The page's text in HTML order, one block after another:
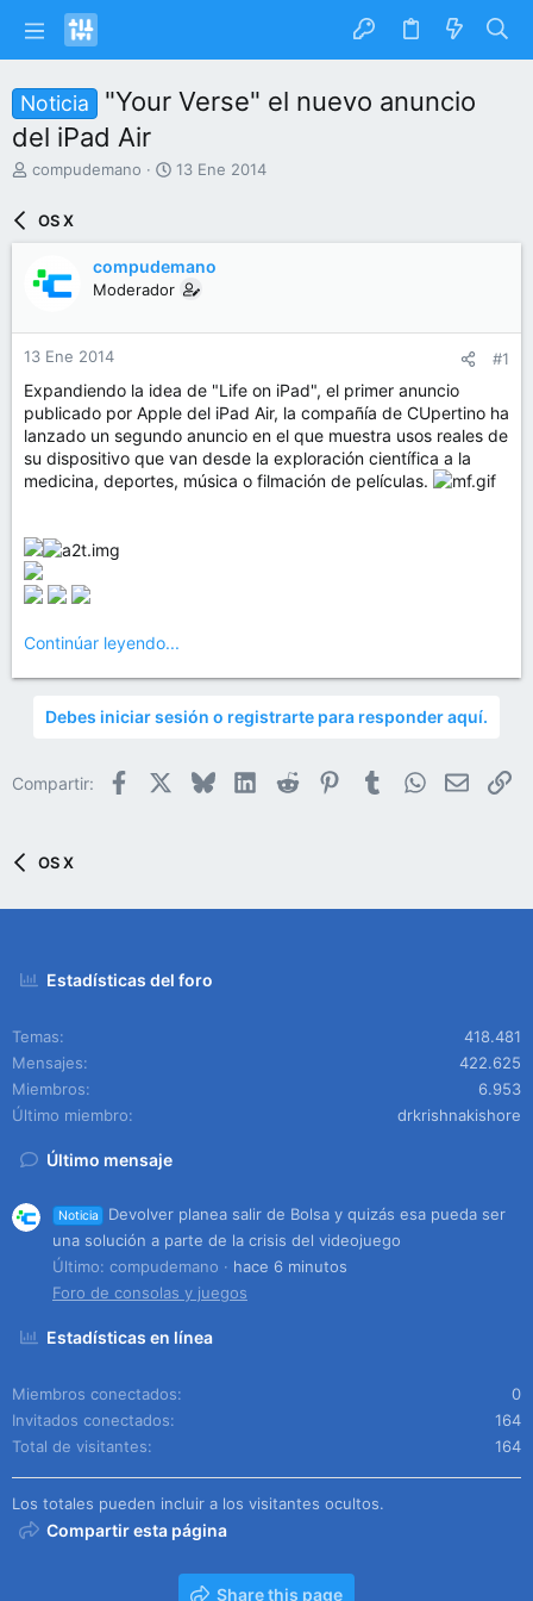
Noticia
"Your Verse" el nuevo anuncio
del iPad Air
I
a
r
d
e
t
e
m
a
compudemano
F
d
e
n
i
o
13 Ene 2014
OS X
compudemano
Moderador
13 Ene 2014 #1
Expandiendo la idea de "Life on iPad", el primer anuncio
publicado por Apple del iPad Air, la compañía de CUpertino ha
lanzado un segundo anuncio en el que muestra usos reales de
su dispositivo que van desde la exploración científica a la
medicina, deportes, música o filmación de películas.
Continúar leyendo...
Debes iniciar sesión o registrarte para responder aquí.
Compartir: Facebook BlueskyLinkedIn
Reddit PinterestTumblrWhatsApp
Email
OS X
Estadísticas del foro
Temas
418.481
Mensajes
422.625
Miembros
6.953
Último miembro
drkrishnakishore
Último mensaje
Noticia
Devolver planea salir de Bolsa y quizás esa pueda ser
una solución a parte de la crisis del videojuego
Último: compudemano
hace 6 minutos
Foro de consolas y juegos
Estadísticas en línea
Miembros conectados
0
Invitados conectados
164
Total de visitantes
164
Los totales pueden incluir a los visitantes ocultos.
Compartir esta página
Share this page